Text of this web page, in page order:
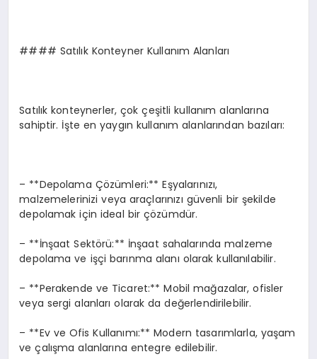
#### Satılık Konteyner Kullanım Alanları
Satılık konteynerler, çok çeşitli kullanım alanlarına
sahiptir. İşte en yaygın kullanım alanlarından bazıları:
– **Depolama Çözümleri:** Eşyalarınızı,
malzemelerinizi veya araçlarınızı güvenli bir şekilde
depolamak için ideal bir çözümdür.
– **İnşaat Sektörü:** İnşaat sahalarında malzeme
depolama ve işçi barınma alanı olarak kullanılabilir.
– **Perakende ve Ticaret:** Mobil mağazalar, ofisler
veya sergi alanları olarak da değerlendirilebilir.
– **Ev ve Ofis Kullanımı:** Modern tasarımlarla, yaşam
ve çalışma alanlarına entegre edilebilir.